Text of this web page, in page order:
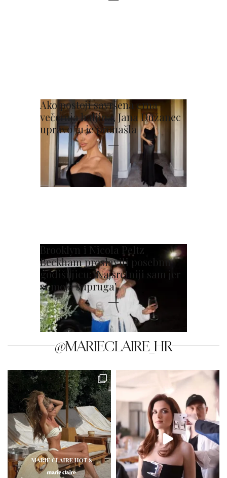
Ako postoji savršena crna
večernja haljina, Jana Dužanec
upravo ju je pronašla
Brooklyn i Nicola Peltz
Beckham proslavili posebnu
godišnjicu: 'Najsretniji sam jer
si moja supruga'
@MARIECLAIRE_HR